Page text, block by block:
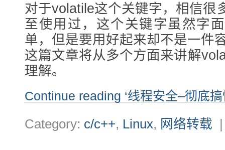
对于volatile这个关键字，相信很
至使用过，这个关键字虽然字
单，但是要用好起来却不是一件
这篇文章将从多个方面来讲解
理解。
Continue reading ‘线程安全–彻底
Category: c/c++, Linux, 网络转载